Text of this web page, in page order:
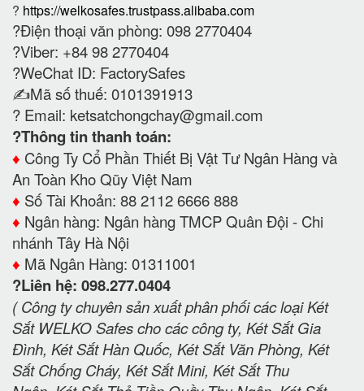
? https://welkosafes.trustpass.alibaba.com
?Điện thoại văn phòng: 098 2770404
?Viber: +84 98 2770404
?WeChat ID: FactorySafes
✍️Mã số thuế: 0101391913
? Email: ketsatchongchay@gmail.com
?Thông tin thanh toán:
♦️ Công Ty Cổ Phần Thiết Bị Vật Tư Ngân Hàng và
An Toàn Kho Qũy Việt Nam
♦️ Số Tài Khoản: 88 2112 6666 888
♦️ Ngân hàng: Ngân hàng TMCP Quân Đội - Chi
nhánh Tây Hà Nội
♦️ Mã Ngân Hàng: 01311001
?Liên hệ: 098.277.0404
( Công ty chuyên sản xuất phân phối các loại Két
Sắt WELKO Safes cho các công ty, Két Sắt Gia
Đình, Két Sắt Hàn Quốc, Két Sắt Văn Phòng, Két
Sắt Chống Cháy, Két Sắt Mini, Két Sắt Thu